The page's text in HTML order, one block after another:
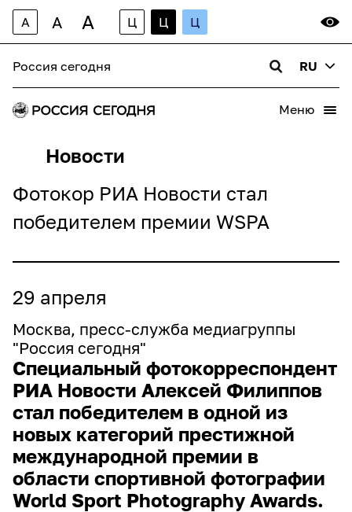
A A A Ц Ц Ц
Россия сегодня RU
Меню
Новости
Фотокор РИА Новости стал
победителем премии WSPA
29 апреля
Москва, пресс-служба медиагруппы
"Россия сегодня"
Специальный фотокорреспондент
РИА Новости Алексей Филиппов
стал победителем в одной из
новых категорий престижной
международной премии в
области спортивной фотографии
World Sport Photography Awards.